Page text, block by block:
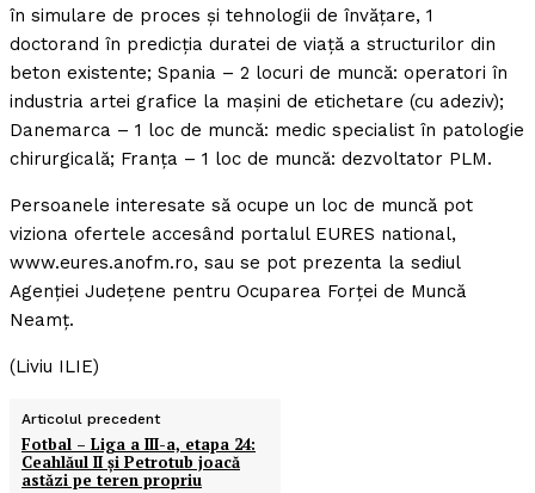
în simulare de proces şi tehnologii de învăţare, 1
doctorand în predicţia duratei de viaţă a structurilor din
beton existente; Spania – 2 locuri de muncă: operatori în
industria artei grafice la maşini de etichetare (cu adeziv);
Danemarca – 1 loc de muncă: medic specialist în patologie
chirurgicală; Franţa – 1 loc de muncă: dezvoltator PLM.
Persoanele interesate să ocupe un loc de muncă pot
viziona ofertele accesând portalul EURES national,
www.eures.anofm.ro, sau se pot prezenta la sediul
Agenţiei Judeţene pentru Ocuparea Forţei de Muncă
Neamţ.
(Liviu ILIE)
Articolul precedent
Fotbal – Liga a III-a, etapa 24:
Ceahlăul II şi Petrotub joacă
astăzi pe teren propriu